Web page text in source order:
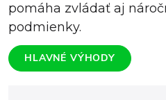
pomáha zvládať aj
podmienky.
HLAVNÉ VÝHODY